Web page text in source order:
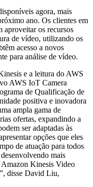
agora, mais
ano. Os clientes em
aproveitar os recursos
de vídeo, utilizando os
acesso a novos
para análise de vídeo.
e a leitura do AWS
AWS IoT Camera
de Qualificação de
positiva e inovadora
ampla gama de
ofertas, expandindo a
ser adaptadas às
opções que eles
de atuação para todos
mais
Kinesis Video
disse David Liu,